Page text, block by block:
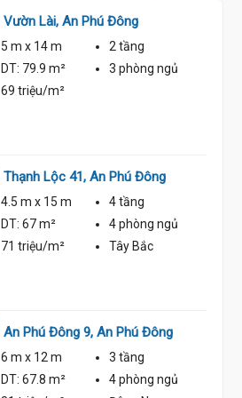
Vườn Lài, An Phú Đông
5 m x 14 m
2 tầng
DT: 79.9 m² 3 phòng ngủ
69 triệu/m²
Thạnh Lộc 41, An Phú Đông
4.5 m x 15 m
4 tầng
DT: 67 m² 4 phòng ngủ
71 triệu/m²
Tây Bắc
An Phú Đông 9, An Phú Đông
6 m x 12 m
3 tầng
DT: 67.8 m² 4 phòng ngủ